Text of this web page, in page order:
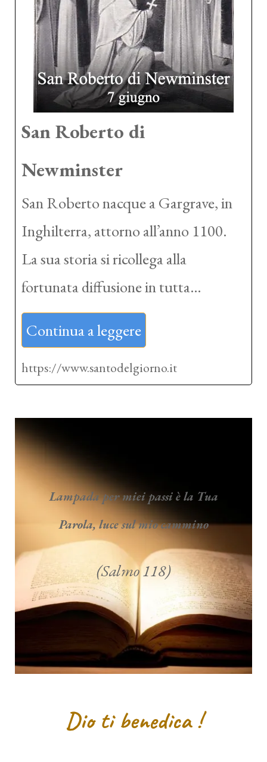
San Roberto di
Newminster
San Roberto nacque a Gargrave, in
Inghilterra, attorno all’anno 1100.
La sua storia si ricollega alla
fortunata diffusione in tutta…
Continua a leggere
https://www.santodelgiorno.it
Lampada per miei passi è la Tua
Parola, luce sul mio cammino
(Salmo 118)
Dio ti benedica !